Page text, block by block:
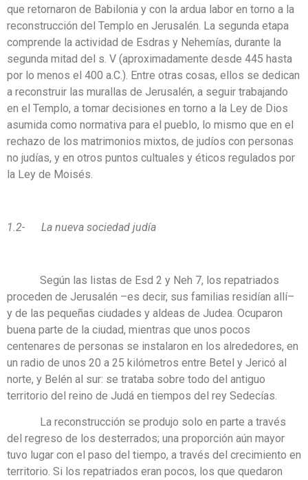
que retornaron de Babilonia y con la ardua labor en torno a la
reconstrucción del Templo en Jerusalén. La segunda etapa
comprende la actividad de Esdras y Nehemías, durante la
segunda mitad del s. V (aproximadamente desde 445 hasta
por lo menos el 400 a.C.). Entre otras cosas, ellos se dedican
a reconstruir las murallas de Jerusalén, a seguir trabajando
en el Templo, a tomar decisiones en torno a la Ley de Dios
asumida como normativa para el pueblo, lo mismo que en el
rechazo de los matrimonios mixtos, de judíos con personas
no judías, y en otros puntos cultuales y éticos regulados por
la Ley de Moisés.
1.2- La nueva sociedad judía
Según las listas de Esd 2 y Neh 7, los repatriados
proceden de Jerusalén –es decir, sus familias residían allí–
y de las pequeñas ciudades y aldeas de Judea. Ocuparon
buena parte de la ciudad, mientras que unos pocos
centenares de personas se instalaron en los alrededores, en
un radio de unos 20 a 25 kilómetros entre Betel y Jericó al
norte, y Belén al sur: se trataba sobre todo del antiguo
territorio del reino de Judá en tiempos del rey Sedecías.
La reconstrucción se produjo solo en parte a través
del regreso de los desterrados; una proporción aún mayor
tuvo lugar con el paso del tiempo, a través del crecimiento en
territorio. Si los repatriados eran pocos, los que quedaron